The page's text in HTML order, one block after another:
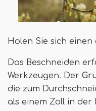
Holen Sie sich
Das Beschneiden
Werkzeugen. Der
die zum
als einem Zoll in der